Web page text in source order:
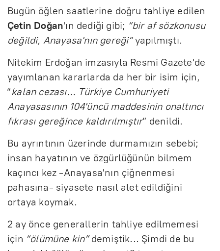
Bugün öğlen saatlerine doğru tahliye edilen
Çetin Doğan'ın dediği gibi; “bir af sözkonusu
değildi, Anayasa'nın gereği”yapılmıştı.
Nitekim Erdoğan imzasıyla Resmi Gazete'de
yayımlanan kararlarda da her bir isim için,
“kalan cezası... Türkiye Cumhuriyeti
Anayasasının 104'üncü maddesinin onaltıncı
fıkrası gereğince kaldırılmıştır” denildi.
Bu ayrıntının üzerinde durmamızın sebebi;
insan hayatının ve özgürlüğünün bilmem
kaçıncı kez -Anayasa'nın çiğnenmesi
pahasına- siyasete nasıl alet edildiğini
ortaya koymak.
2 ay önce generallerin tahliye edilmemesi
için “ölümüne kin”demiştik... Şimdi de bu